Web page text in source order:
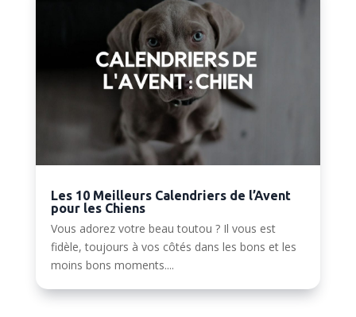
Les 10 Meilleurs Calendriers de l’Avent
pour les Chiens
Vous adorez votre beau toutou ? Il vous est
fidèle, toujours à vos côtés dans les bons et les
moins bons moments....